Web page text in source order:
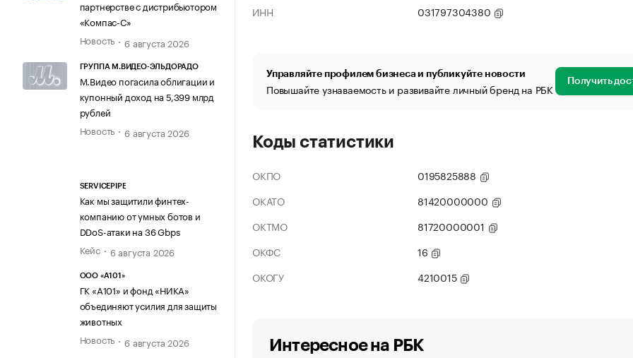
партнерстве с дистрибьютором
«Компас-С»
Новость
6 августа 2026
ГРУППА М.ВИДЕО-ЭЛЬДОРАДО
М.Видео погасила облигации и
купонный доход на 5,399 млрд
рублей
Новость
6 августа 2026
SERVICEPIPE
Как мы защитили финтех-
компанию от умных ботов и
DDoS-атаки на 36 Gbps
Кейс
6 августа 2026
ООО «А101»
ГК «А101» и фонд «НИКА»
объединяют усилия для защиты
животных
Новость
6 августа 2026
ИНН
031797304380
Управляйте профилем бизнеса и публикуйте новости
Повышайте узнаваемость и развивайте личный бренд на РБК Получить
Коды статистики
ОКПО
0195825888
ОКАТО
81420000000
ОКТМО
81720000001
ОКФС
16
ОКОГУ
4210015
Интересное на РБК